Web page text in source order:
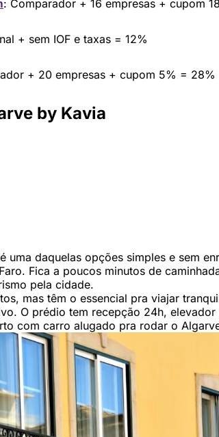
: Comparador + 16 empresas + cupom
+ sem IOF e taxas = 12%
+ 20 empresas + cupom 5% = 28%
by Kavia
uma daquelas opções simples e sem
Fica a poucos minutos de
pela cidade.
mas têm o essencial pra viajar
O prédio tem recepção 24h,
com carro alugado pra rodar o